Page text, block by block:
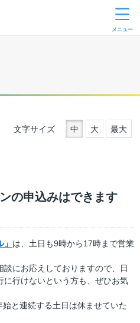
メニュー
文字サイズ 中 大 最大
の申込みはできます
は、土日も9時から17時まで営業
談にお応えしておりますので、日
に行けないという方も、ぜひお気
と連続する土日は休ませていた